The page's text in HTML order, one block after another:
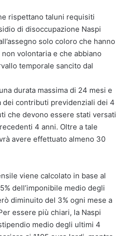
rispettano taluni requisiti
di disoccupazione Naspi
solo coloro che hanno
volontaria e che abbiano
temporale sancito dal
durata massima di 24 mesi e
dei contributi previdenziali dei 4
che devono essere stati versati
4 anni. Oltre a tale
avere effettuato almeno 30
viene calcolato in base al
dell’imponibile medio degli
diminuito del 3% ogni mese a
essere più chiari, la Naspi
medio degli ultimi 4